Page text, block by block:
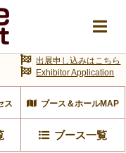
ス ブース＆ホールMAP
ブース一覧
出展申し込みはこちら
Exhibitor Application